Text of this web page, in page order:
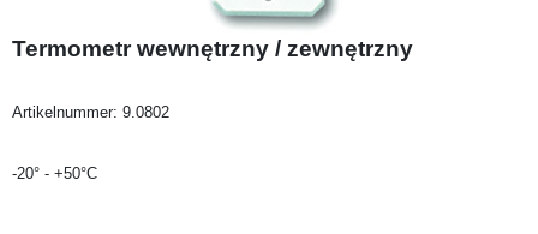
Termometr wewnętrzny / zewnętrzny
Artikelnummer: 9.0802
-20° - +50°C